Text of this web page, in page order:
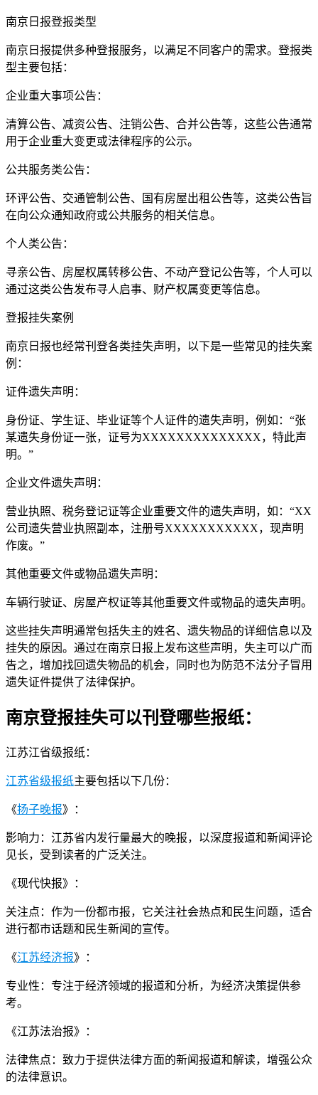
南京日报登报类型
南京日报提供多种登报服务，以满足不同客户的需求。登报类
型主要包括：
企业重大事项公告：
清算公告、减资公告、注销公告、合并公告等，这些公告通常
用于企业重大变更或法律程序的公示。
公共服务类公告：
环评公告、交通管制公告、国有房屋出租公告等，这类公告旨
在向公众通知政府或公共服务的相关信息。
个人类公告：
寻亲公告、房屋权属转移公告、不动产登记公告等，个人可以
通过这类公告发布寻人启事、财产权属变更等信息。
登报挂失案例
南京日报也经常刊登各类挂失声明，以下是一些常见的挂失案
例：
证件遗失声明：
身份证、学生证、毕业证等个人证件的遗失声明，例如：“张
某遗失身份证一张，证号为XXXXXXXXXXXXXX，特此声
明。”
企业文件遗失声明：
营业执照、税务登记证等企业重要文件的遗失声明，如：“XX
公司遗失营业执照副本，注册号XXXXXXXXXXX，现声明
作废。”
其他重要文件或物品遗失声明：
车辆行驶证、房屋产权证等其他重要文件或物品的遗失声明。
这些挂失声明通常包括失主的姓名、遗失物品的详细信息以及
挂失的原因。通过在南京日报上发布这些声明，失主可以广而
告之，增加找回遗失物品的机会，同时也为防范不法分子冒用
遗失证件提供了法律保护。
南京登报挂失可以刊登哪些报纸：
江苏江省级报纸：
江苏省级报纸主要包括以下几份：
《扬子晚报》：
影响力：江苏省内发行量最大的晚报，以深度报道和新闻评论
见长，受到读者的广泛关注。
《现代快报》：
关注点：作为一份都市报，它关注社会热点和民生问题，适合
进行都市话题和民生新闻的宣传。
《江苏经济报》：
专业性：专注于经济领域的报道和分析，为经济决策提供参
考。
《江苏法治报》：
法律焦点：致力于提供法律方面的新闻报道和解读，增强公众
的法律意识。